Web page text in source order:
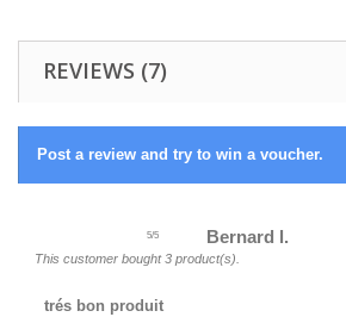
REVIEWS (7)
Post a review and try to win a voucher.
5/5 Bernard l.
This customer bought 3 product(s).
trés bon produit